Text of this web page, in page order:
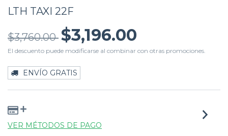
LTH TAXI 22F
$3,760.00 $3,196.00
El descuento puede modificarse al combinar con otras promociones.
ENVÍO GRATIS
VER MÉTODOS DE PAGO